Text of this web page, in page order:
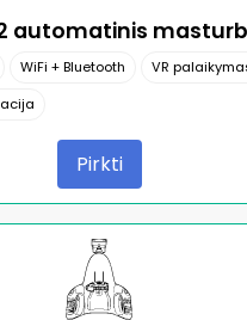
automatinis
WiFi + Bluetooth
VR
Pirkti